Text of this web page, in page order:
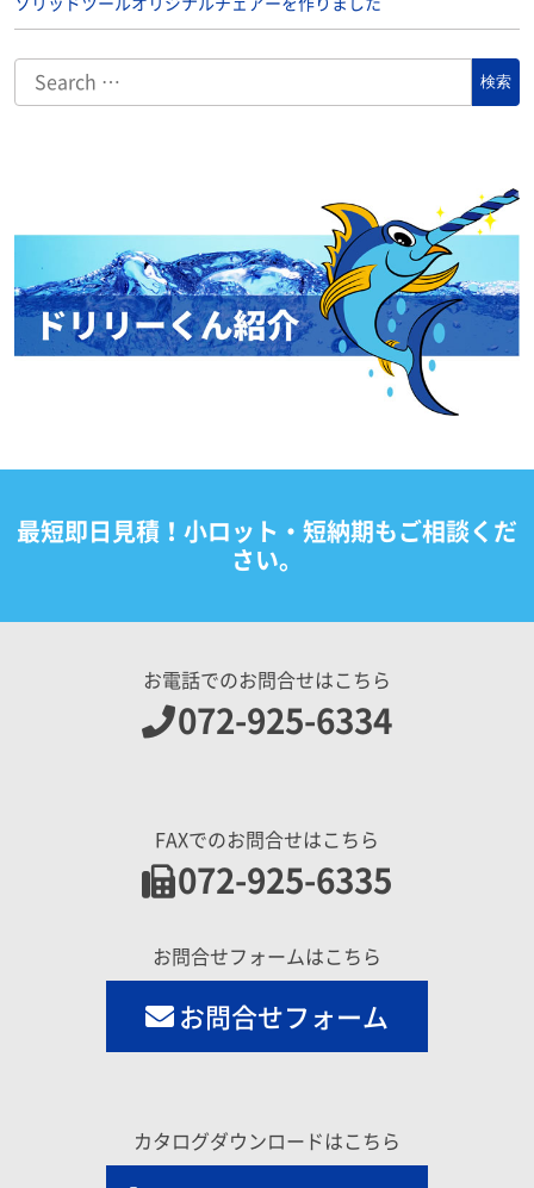
ソリッドツールオリジナルチェアーを作りました
最短即日見積！小ロット・短納期もご相談くだ
さい。
お電話でのお問合せはこちら
072-925-6334
FAXでのお問合せはこちら
072-925-6335
お問合せフォームはこちら
お問合せフォーム
カタログダウンロードはこちら